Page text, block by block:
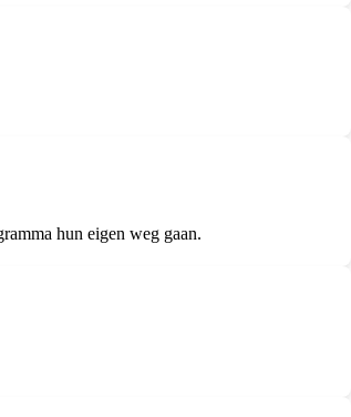
hun eigen weg gaan.